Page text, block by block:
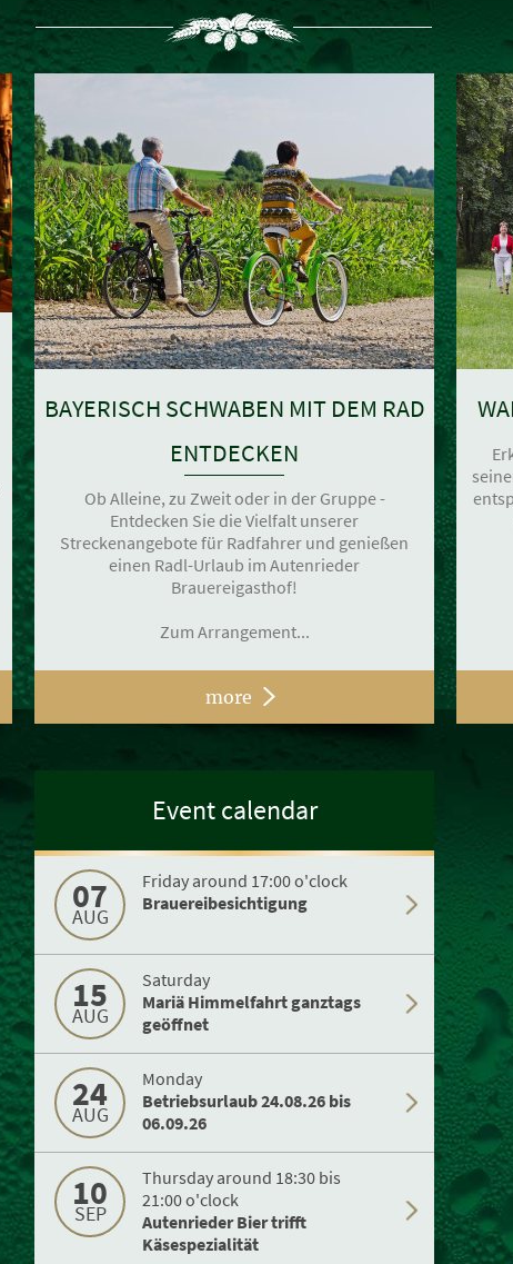
BAYERISCH SCHWABEN MIT DEM RAD
ENTDECKEN
Ob Alleine, zu Zweit oder in der Gruppe -
Entdecken Sie die Vielfalt unserer
Streckenangebote für Radfahrer und genießen
einen Radl-Urlaub im Autenrieder
Brauereigasthof!
Zum Arrangement...
more
Event calendar
07
AUG
Friday around 17:00 o'clock
Brauereibesichtigung
15
AUG
Saturday
Mariä Himmelfahrt ganztags
geöffnet
24
AUG
Monday
Betriebsurlaub 24.08.26 bis
06.09.26
10
SEP
Thursday around 18:30 bis
21:00 o'clock
Autenrieder Bier trifft
Käsespezialität